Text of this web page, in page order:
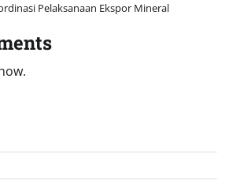
Pelaksanaan Ekspor Mineral